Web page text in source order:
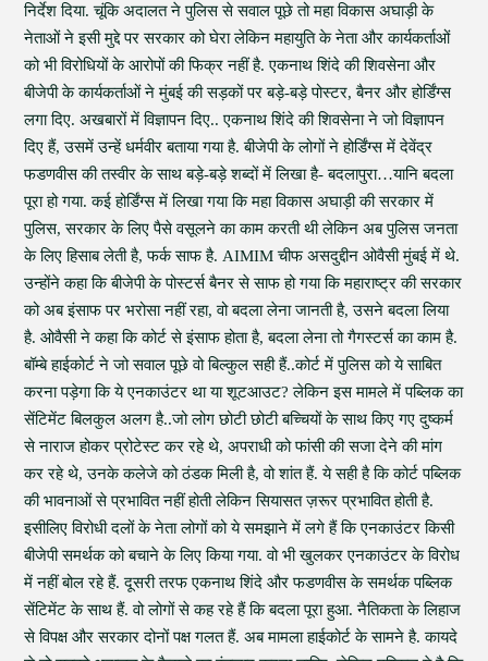
निर्देश दिया. चूंकि अदालत ने पुलिस से सवाल पूछे तो महा विकास अघाड़ी के
नेताओं ने इसी मुद्दे पर सरकार को घेरा लेकिन महायुति के नेता और कार्यकर्ताओं
को भी विरोधियों के आरोपों की फिक्र नहीं है. एकनाथ शिंदे की शिवसेना और
बीजेपी के कार्यकर्ताओं ने मुंबई की सड़कों पर बड़े-बड़े पोस्टर, बैनर और होर्डिंग्स
लगा दिए. अखबारों में विज्ञापन दिए.. एकनाथ शिंदे की शिवसेना ने जो विज्ञापन
दिए हैं, उसमें उन्हें धर्मवीर बताया गया है. बीजेपी के लोगों ने होर्डिंग्स में देवेंद्र
फडणवीस की तस्वीर के साथ बड़े-बड़े शब्दों में लिखा है- बदलापुरा…यानि बदला
पूरा हो गया. कई होर्डिंग्स में लिखा गया कि महा विकास अघाड़ी की सरकार में
पुलिस, सरकार के लिए पैसे वसूलने का काम करती थी लेकिन अब पुलिस जनता
के लिए हिसाब लेती है, फर्क साफ है. AIMIM चीफ असदुद्दीन ओवैसी मुंबई में थे.
उन्होंने कहा कि बीजेपी के पोस्टर्स बैनर से साफ हो गया कि महाराष्ट्र की सरकार
को अब इंसाफ पर भरोसा नहीं रहा, वो बदला लेना जानती है, उसने बदला लिया
है. ओवैसी ने कहा कि कोर्ट से इंसाफ होता है, बदला लेना तो गैगस्टर्स का काम है.
बॉम्बे हाईकोर्ट ने जो सवाल पूछे वो बिल्कुल सही हैं..कोर्ट में पुलिस को ये साबित
करना पड़ेगा कि ये एनकाउंटर था या शूटआउट? लेकिन इस मामले में पब्लिक का
सेंटिमेंट बिलकुल अलग है..जो लोग छोटी छोटी बच्चियों के साथ किए गए दुष्कर्म
से नाराज होकर प्रोटेस्ट कर रहे थे, अपराधी को फांसी की सजा देने की मांग
कर रहे थे, उनके कलेजे को ठंडक मिली है, वो शांत हैं. ये सही है कि कोर्ट पब्लिक
की भावनाओं से प्रभावित नहीं होती लेकिन सियासत ज़रूर प्रभावित होती है.
इसीलिए विरोधी दलों के नेता लोगों को ये समझाने में लगे हैं कि एनकाउंटर किसी
बीजेपी समर्थक को बचाने के लिए किया गया. वो भी खुलकर एनकाउंटर के विरोध
में नहीं बोल रहे हैं. दूसरी तरफ एकनाथ शिंदे और फडणवीस के समर्थक पब्लिक
सेंटिमेंट के साथ हैं. वो लोगों से कह रहे हैं कि बदला पूरा हुआ. नैतिकता के लिहाज
से विपक्ष और सरकार दोनों पक्ष गलत हैं. अब मामला हाईकोर्ट के सामने है. कायदे